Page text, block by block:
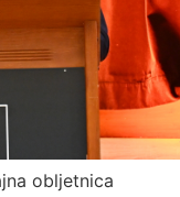
obljetnica